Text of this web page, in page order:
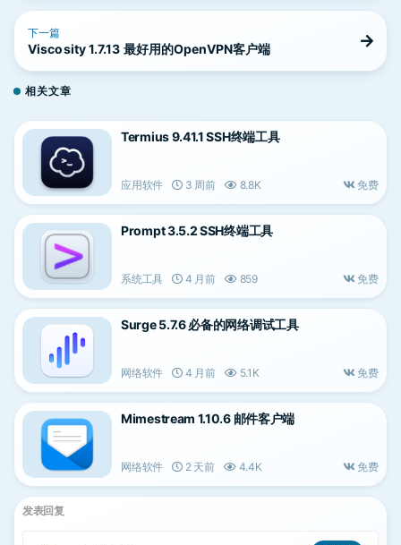
下一篇
Viscosity 1.7.13 最好用的OpenVPN客户端
相关文章
Termius 9.41.1 SSH终端工具
应用软件 3 周前 8.8K 免费
Prompt 3.5.2 SSH终端工具
系统工具 4 月前 859 免费
Surge 5.7.6 必备的网络调试工具
网络软件 4 月前 5.1K 免费
Mimestream 1.10.6 邮件客户端
网络软件 2 天前 4.4K 免费
发表回复